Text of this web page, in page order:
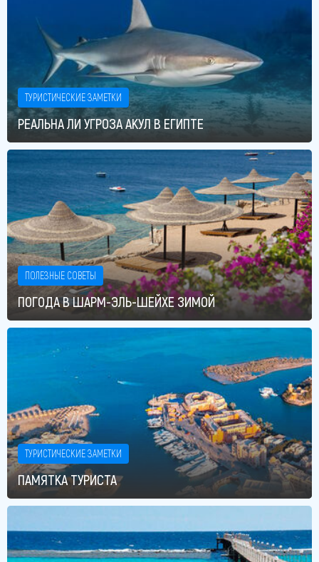
ТУРИСТИЧЕСКИЕ ЗАМЕТКИ
РЕАЛЬНА ЛИ УГРОЗА АКУЛ В ЕГИПТЕ
ПОЛЕЗНЫЕ СОВЕТЫ
ПОГОДА В ШАРМ-ЭЛЬ-ШЕЙХЕ ЗИМОЙ
ТУРИСТИЧЕСКИЕ ЗАМЕТКИ
ПАМЯТКА ТУРИСТА